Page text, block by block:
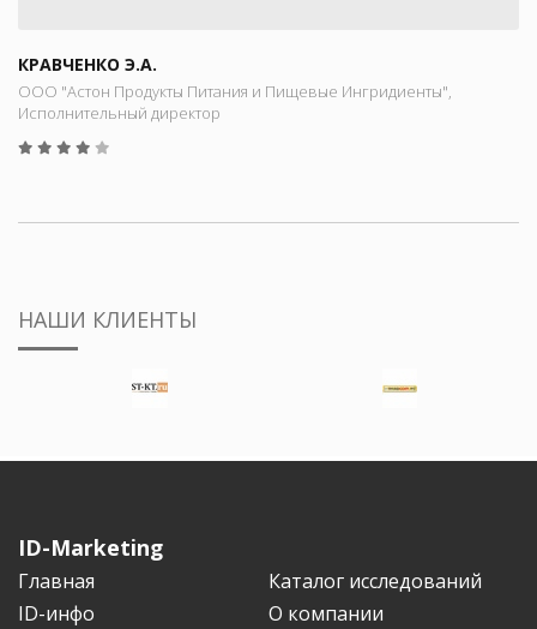
КРАВЧЕНКО Э.А.
ООО "Астон Продукты Питания и Пищевые Ингридиенты",
Исполнительный директор
НАШИ КЛИЕНТЫ
ID-Marketing
Главная
Каталог исследований
ID-инфо
О компании